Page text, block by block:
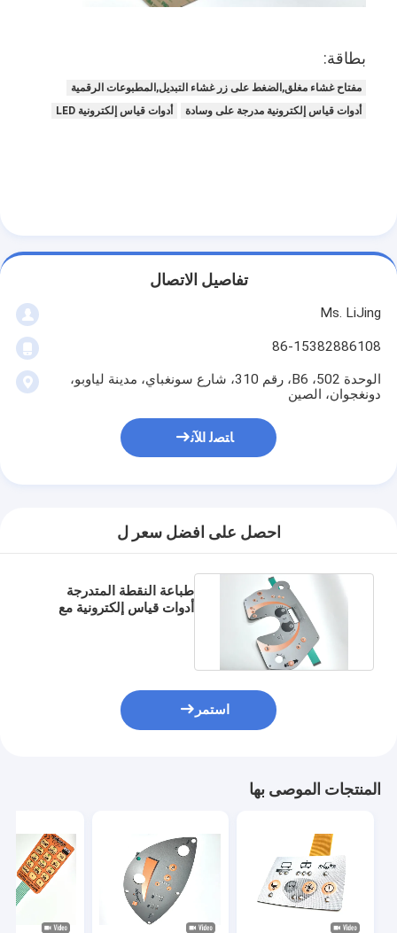
بطاقة:
مفتاح غشاء مغلق,الضغط على زر غشاء التبديل,المطبوعات الرقمية
أدوات قياس إلكترونية مدرجة على وسادة
أدوات قياس إلكترونية LED
تفاصيل الاتصال
Ms. LiJing
86-15382886108
الوحدة 502، B6، رقم 310، شارع سونغباي، مدينة لياوبو،
دونغجوان، الصين
ﺎﺘﺼﻟ ﺍﻶﻧ
احصل على افضل سعر ل
طباعة النقطة المتدرجة
أدوات قياس إلكترونية مع
استمر
المنتجات الموصى بها